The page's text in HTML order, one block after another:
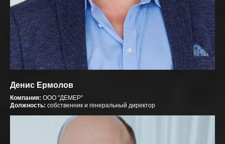
Денис Ермолов
Компания: ООО "ДЕМЕР"
Должность: собственник и генеральный директор